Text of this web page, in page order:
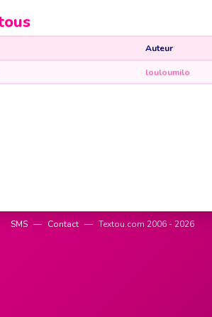
Auteur
louloumilo
SMS — Contact — Textou.com 2006 - 2026